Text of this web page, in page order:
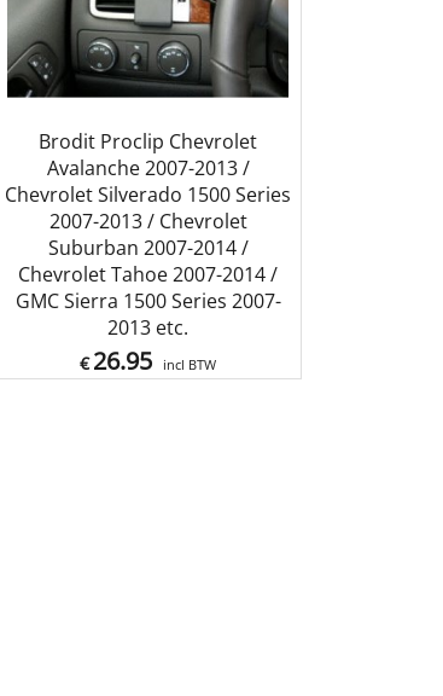
Brodit Proclip Chevrolet
Avalanche 2007-2013 /
Chevrolet Silverado 1500 Series
2007-2013 / Chevrolet
Suburban 2007-2014 /
Chevrolet Tahoe 2007-2014 /
GMC Sierra 1500 Series 2007-
2013 etc.
€ 26.95 incl BTW